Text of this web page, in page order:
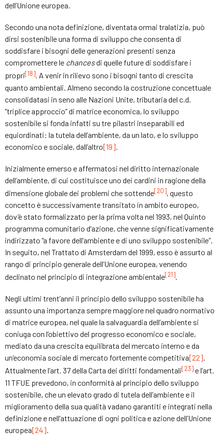
dell’Unione europea.
Secondo una nota definizione, diventata ormai tralatizia, può
dirsi sostenibile una forma di sviluppo che consenta di
soddisfare i bisogni delle generazioni presenti senza
compromettere le chancesdi quelle future di soddisfare i
propri[18]. A venir in rilievo sono i bisogni tanto di crescita
quanto ambientali. Almeno secondo la costruzione concettuale
consolidatasi in seno alle Nazioni Unite, tributaria del c.d.
“triplice approccio” di matrice economica, lo sviluppo
sostenibile si fonda infatti su tre pilastri inseparabili ed
equiordinati: la tutela dell’ambiente, da un lato, e lo sviluppo
economico e sociale, dall’altro[19]
Inizialmente emerso e affermatosi nel diritto internazionale
dell’ambiente, di cui costituisce uno dei cardini in ragione della
dimensione globale dei problemi che sottende[20], questo
concetto è successivamente transitato in ambito europeo,
dov’è stato formalizzato per la prima volta nel 1993, nel Quinto
programma comunitario d’azione, che venne significativamente
indirizzato “a favore dell’ambiente e di uno sviluppo sostenibile”.
In seguito, nel Trattato di Amsterdam del 1999, esso è assurto al
rango di principio generale dell’Unione europea, venendo
declinato nel principio di integrazione ambientale[21].
Negli ultimi trent’anni il principio dello sviluppo sostenibile ha
assunto una importanza sempre maggiore nel quadro normativo
di matrice europea, nel quale la salvaguardia dell’ambiente si
coniuga con l’obiettivo del progresso economico e sociale,
mediato da una crescita equilibrata del mercato interno e da
un’economia sociale di mercato fortemente competitiva[22].
Attualmente l’art. 37 della Carta dei diritti fondamentali[23]e l’art.
11 TFUE prevedono, in conformità al principio dello sviluppo
sostenibile, che un elevato grado di tutela dell’ambiente e il
miglioramento della sua qualità vadano garantiti e integrati nella
definizione e nell’attuazione di ogni politica e azione dell’Unione
europea[24]